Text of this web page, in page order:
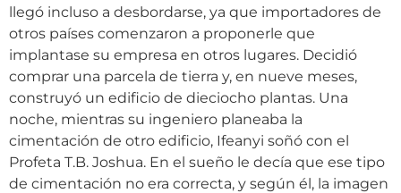
llegó incluso a desbordarse, ya que importadores de
otros países comenzaron a proponerle que
implantase su empresa en otros lugares. Decidió
comprar una parcela de tierra y, en nueve meses,
construyó un edificio de dieciocho plantas. Una
noche, mientras su ingeniero planeaba la
cimentación de otro edificio, Ifeanyi soñó con el
Profeta T.B. Joshua. En el sueño le decía que ese tipo
de cimentación no era correcta, y según él, la imagen